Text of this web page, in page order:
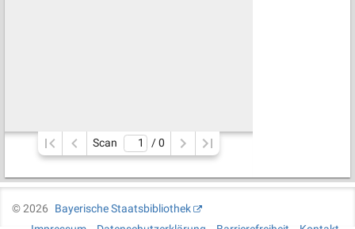
Scan / 0
©2026
Bayerische Staatsbibliothek